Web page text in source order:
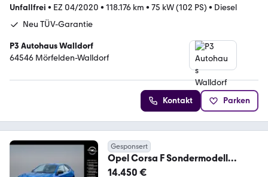
Unfallfrei • EZ 04/2020 • 118.176 km • 75 kW (102 PS) • Diesel
Neu TÜV-Garantie
P3 Autohaus Walldorf
64546 Mörfelden-Walldorf
Kontakt Parken
Gesponsert
Opel Corsa F Sondermodell
"Elegance" Voll-LED/Navi
14.450 €